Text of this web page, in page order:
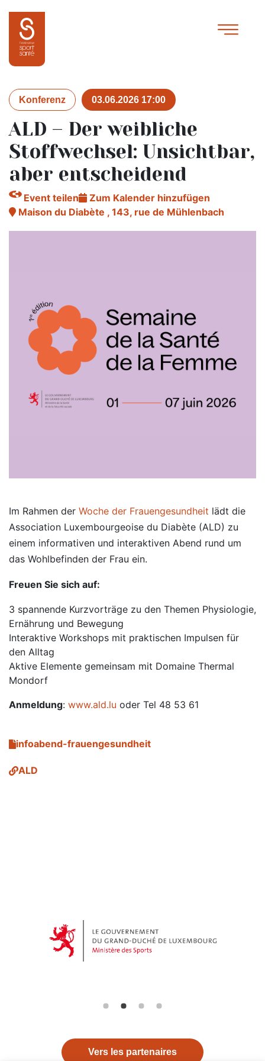
Konferenz 03.06.2026 17:00
ALD – Der weibliche
Stoffwechsel: Unsichtbar,
aber entscheidend
Event teilen
Zum Kalender hinzufügen
Maison du Diabète , 143, rue de Mühlenbach
Im Rahmen der Woche der Frauengesundheit lädt die
Association Luxembourgeoise du Diabète (ALD) zu
einem informativen und interaktiven Abend rund um
das Wohlbefinden der Frau ein.
Freuen Sie sich auf:
3 spannende Kurzvorträge zu den Themen Physiologie,
Ernährung und Bewegung
Interaktive Workshops mit praktischen Impulsen für
den Alltag
Aktive Elemente gemeinsam mit Domaine Thermal
Mondorf
Anmeldung: www.ald.lu oder Tel 48 53 61
infoabend-frauengesundheit
ALD
Vers les partenaires